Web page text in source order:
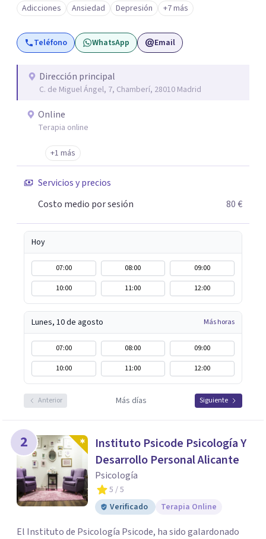
tus objetivos. Entre nuestras especialidades destaca la
terapia de pareja y sexual, así como el tratamiento de
problemas emocionales, obsesiones, ansiedad , estrés,
además con un servicio de hipnosis regresiva para el
trabajo de "Terapia del Alma".
Adicciones Ansiedad Depresión +7 más
Teléfono WhatsApp Email
Dirección principal
C. de Miguel Ángel, 7, Chamberí, 28010 Madrid
Online
Terapia online
+1 más
Servicios y precios
Costo medio por sesión
80 €
Hoy
07:00 08:00
09:00
10:00
11:00 12:00
Lunes, 10 de agosto Más horas
07:00 08:00
09:00
10:00
11:00 12:00
Anterior Más días Siguiente
2
Instituto Psicode Psicología Y
Desarrollo Personal Alicante
Psicología
5 / 5
Verificado
Terapia Online
El Instituto de Psicología Psicode, ha sido galardonado